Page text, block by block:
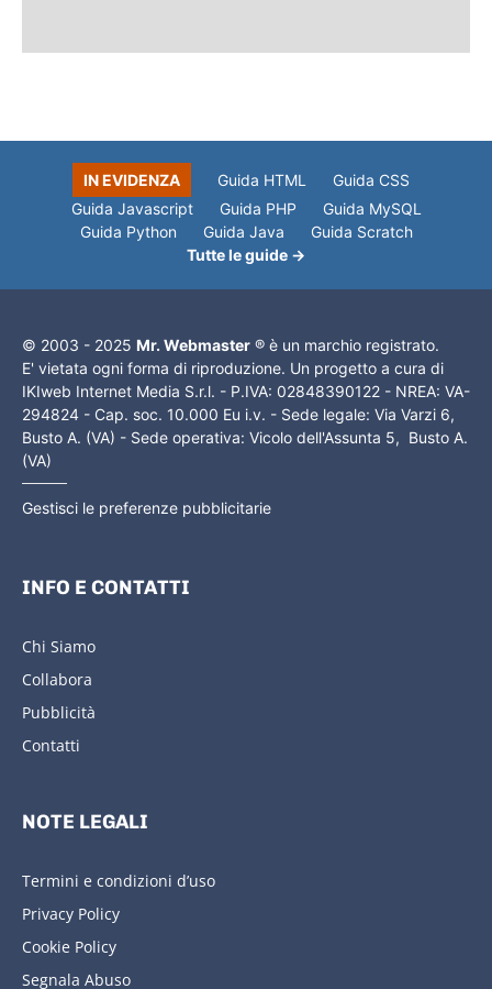
IN EVIDENZA Guida HTML
Guida CSS
Guida Javascript
Guida PHP
Guida MySQL
Guida Python
Guida Java
Guida Scratch
Tutte le guide →
© 2003 - 2025 Mr. Webmaster ® è un marchio registrato.
E' vietata ogni forma di riproduzione. Un progetto a cura di
IKIweb Internet Media S.r.l. - P.IVA: 02848390122 - NREA: VA-
294824 - Cap. soc. 10.000 Eu i.v. - Sede legale: Via Varzi 6,
Busto A. (VA) - Sede operativa: Vicolo dell'Assunta 5, Busto A.
(VA)
Gestisci le preferenze pubblicitarie
INFO E CONTATTI
Chi Siamo
Collabora
Pubblicità
Contatti
NOTE LEGALI
Termini e condizioni d’uso
Privacy Policy
Cookie Policy
Segnala Abuso